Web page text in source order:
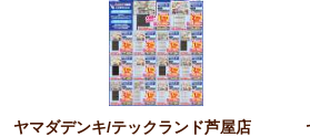
ヤマダデンキ/テックランド芦屋店